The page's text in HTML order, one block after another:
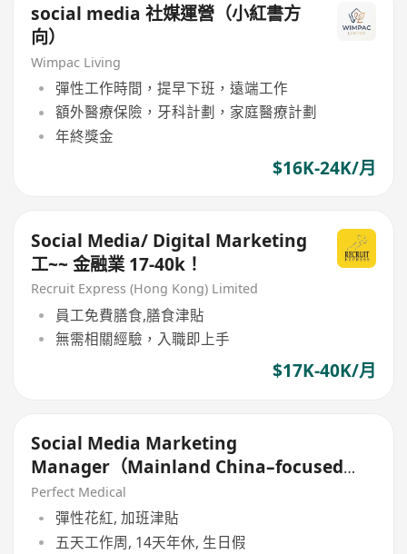
social media 社媒運營（小紅書方
向）
Wimpac Living
彈性工作時間，提早下班，遠端工作
額外醫療保險，牙科計劃，家庭醫療計劃
年終獎金
$16K-24K/月
Social Media/ Digital Marketing
工~~ 金融業 17-40k！
Recruit Express (Hong Kong) Limited
員工免費膳食,膳食津貼
無需相關經驗，入職即上手
$17K-40K/月
Social Media Marketing
Manager（Mainland China–focused
platforms中國平台)
Perfect Medical
彈性花紅, 加班津貼
五天工作周, 14天年休, 生日假